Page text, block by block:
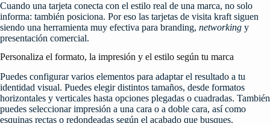
Cuando una tarjeta conecta con el estilo real de una marca, no solo
informa: también posiciona. Por eso las tarjetas de visita kraft siguen
siendo una herramienta muy efectiva para branding, networking y
presentación comercial.
Personaliza el formato, la impresión y el estilo según tu marca
Puedes configurar varios elementos para adaptar el resultado a tu
identidad visual. Puedes elegir distintos tamaños, desde formatos
horizontales y verticales hasta opciones plegadas o cuadradas. También
puedes seleccionar impresión a una cara o a doble cara, así como
esquinas rectas o redondeadas según el acabado que busques.